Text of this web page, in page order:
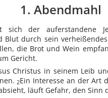
1. Abendmahl
sich der auferstandene
Blut durch sein
die Brot und Wein
Gericht.
Christus in seinem Leib
2Ein Interesse an der Art
läuft Gefahr, den Sinn